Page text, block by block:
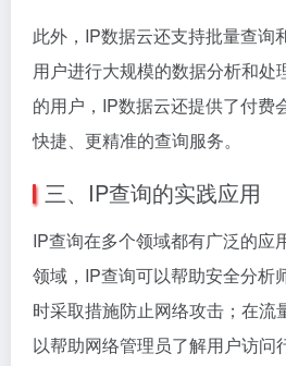
此外，IP数据云还支持批量查询
用户进行大规模的数据分析和处
的用户，IP数据云还提供了付费
快捷、更精准的查询服务。
三、IP查询的实践应用
IP查询在多个领域都有广泛的应
领域，IP查询可以帮助安全分析
时采取措施防止网络攻击；在流
以帮助网络管理员了解用户访问